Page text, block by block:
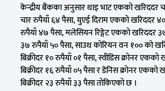
केन्द्रीय बैंकका अनुसार थाइ भाट एकको खरिददर
चार रुपैयाँ ६४ पैसा, युएई दिराम एकको खरिददर
रुपैयाँ ४७ पैसा, मलेसियन रिङ्गेट एकको खरिददर
३७ रुपैयाँ ५० पैसा, साउथ कोरियन वन १०० को
बिक्रीदर १० रुपैयाँ ०१ पैसा, स्वीडिस क्रोनर
बिक्रीदर १६ रुपैयाँ ०५ पैसा र डेनिस क्रोनर एकको
बिक्रीदर २३ रुपैयाँ ३३ पैसा तोकिएको छ ।